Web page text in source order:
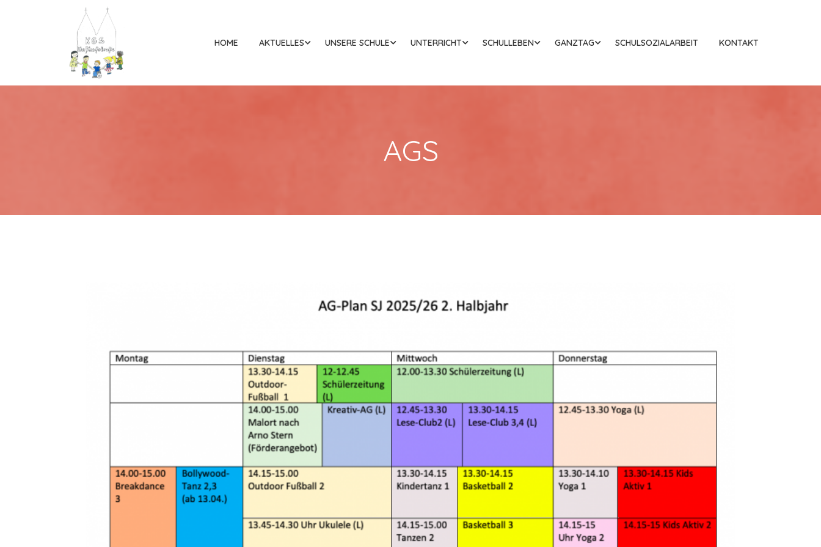
HOME AKTUELLES UNSERE SCHULE UNTERRICHT SCHULLEBEN GANZTAG SCHULSOZIALARBEIT KONTAKT
AGS